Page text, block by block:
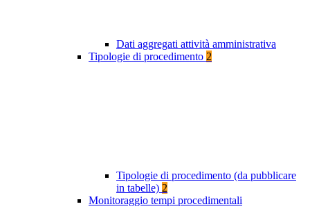
Dati aggregati attività amministrativa
Tipologie di procedimento 2
Tipologie di procedimento (da pubblicare
in tabelle) 2
Monitoraggio tempi procedimentali